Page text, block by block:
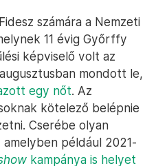
számára a Nemzeti
11 évig Győrffy
képviselő volt az
mondott le,
egy nőt. Az
kötelező belépnie
Cserébe olyan
például 2021-
kampánya is helyet